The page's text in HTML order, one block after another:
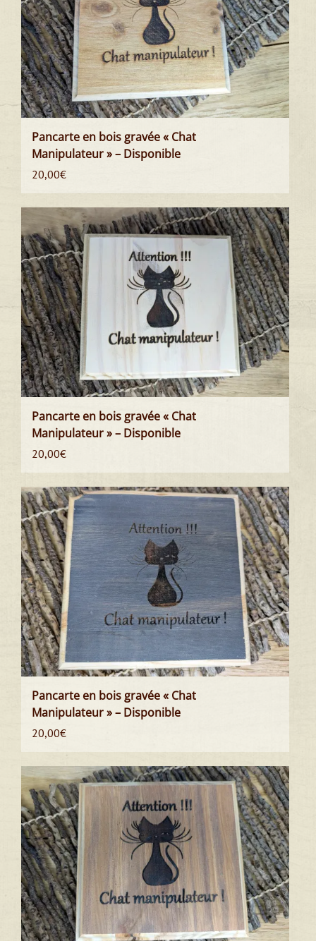
Pancarte en bois gravée « Chat
Manipulateur » – Disponible
20,00€
Pancarte en bois gravée « Chat
Manipulateur » – Disponible
20,00€
Pancarte en bois gravée « Chat
Manipulateur » – Disponible
20,00€